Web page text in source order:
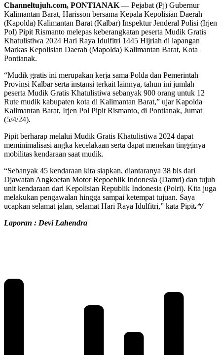
Channeltujuh.com, PONTIANAK —Pejabat (Pj) Gubernur
Kalimantan Barat, Harisson bersama Kepala Kepolisian Daerah
(Kapolda) Kalimantan Barat (Kalbar) Inspektur Jenderal Polisi (Irjen
Pol) Pipit Rismanto melepas keberangkatan peserta Mudik Gratis
Khatulistiwa 2024 Hari Raya Idulfitri 1445 Hijriah di lapangan
Markas Kepolisian Daerah (Mapolda) Kalimantan Barat, Kota
Pontianak.
“Mudik gratis ini merupakan kerja sama Polda dan Pemerintah
Provinsi Kalbar serta instansi terkait lainnya, tahun ini jumlah
peserta Mudik Gratis Khatulistiwa sebanyak 900 orang untuk 12
Rute mudik kabupaten kota di Kalimantan Barat,” ujar Kapolda
Kalimantan Barat, Irjen Pol Pipit Rismanto, di Pontianak, Jumat
(5/4/24).
Pipit berharap melalui Mudik Gratis Khatulistiwa 2024 dapat
meminimalisasi angka kecelakaan serta dapat menekan tingginya
mobilitas kendaraan saat mudik.
“Sebanyak 45 kendaraan kita siapkan, diantaranya 38 bis dari
Djawatan Angkoetan Motor Repoeblik Indonesia (Damri) dan tujuh
unit kendaraan dari Kepolisian Republik Indonesia (Polri). Kita juga
melakukan pengawalan hingga sampai ketempat tujuan. Saya
ucapkan selamat jalan, selamat Hari Raya Idulfitri,” kata Pipit.*/
Laporan : Devi Lahendra